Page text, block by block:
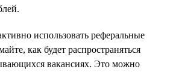
использовать реферальные
как будет распространяться
вакансиях. Это можно